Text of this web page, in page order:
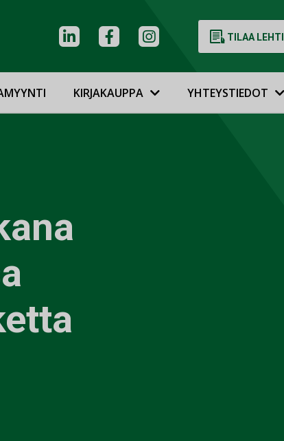
TILAA LEHTI
KIRJAKAUPPA YHTEYSTIEDOT